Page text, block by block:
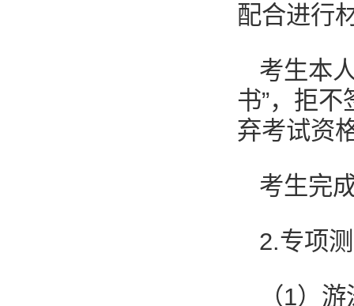
配合进行
考生本
书”，拒
弃考试资
考生完
2.专项
（1）